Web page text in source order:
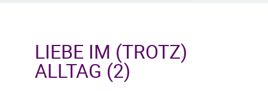
LIEBE IM (TROTZ)
ALLTAG (2)